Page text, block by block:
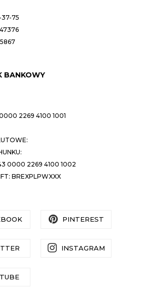
37-75
BANKOWY
2269 4100 1001
0000 2269 4100 1002
BREXPLPWXXX
PINTEREST
INSTAGRAM